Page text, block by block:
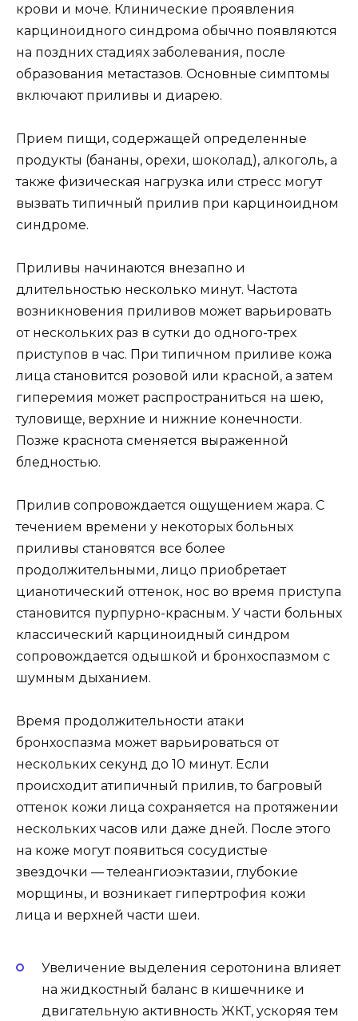
крови и моче. Клинические проявления
карциноидного синдрома обычно появляются
на поздних стадиях заболевания, после
образования метастазов. Основные симптомы
включают приливы и диарею.
Прием пищи, содержащей определенные
продукты (бананы, орехи, шоколад), алкоголь, а
также физическая нагрузка или стресс могут
вызвать типичный прилив при карциноидном
синдроме.
Приливы начинаются внезапно и
длительностью несколько минут. Частота
возникновения приливов может варьировать
от нескольких раз в сутки до одного-трех
приступов в час. При типичном приливе кожа
лица становится розовой или красной, а затем
гиперемия может распространиться на шею,
туловище, верхние и нижние конечности.
Позже краснота сменяется выраженной
бледностью.
Прилив сопровождается ощущением жара. С
течением времени у некоторых больных
приливы становятся все более
продолжительными, лицо приобретает
цианотический оттенок, нос во время приступа
становится пурпурно-красным. У части больных
классический карциноидный синдром
сопровождается одышкой и бронхоспазмом с
шумным дыханием.
Время продолжительности атаки
бронхоспазма может варьироваться от
нескольких секунд до 10 минут. Если
происходит атипичный прилив, то багровый
оттенок кожи лица сохраняется на протяжении
нескольких часов или даже дней. После этого
на коже могут появиться сосудистые
звездочки — телеангиоэктазии, глубокие
морщины, и возникает гипертрофия кожи
лица и верхней части шеи.
Увеличение выделения серотонина влияет
на жидкостный баланс в кишечнике и
двигательную активность ЖКТ, ускоряя тем